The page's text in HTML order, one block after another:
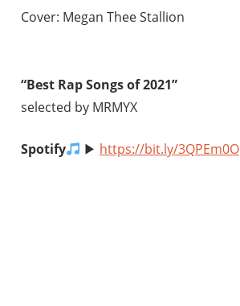
Cover: Megan Thee Stallion
“Best Rap Songs of 2021”
selected by MRMYX
Spotify ▶︎ https://bit.ly/3QPEm0O